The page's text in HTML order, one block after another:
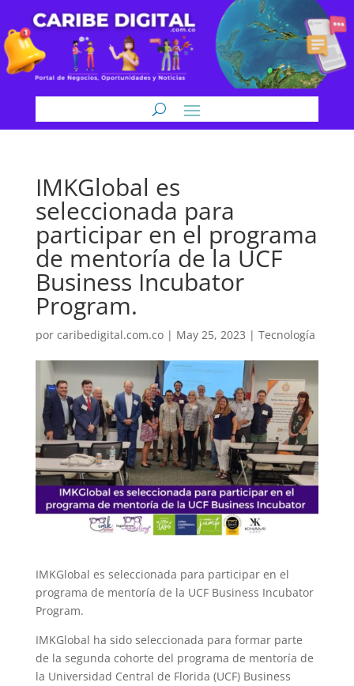
IMKGlobal es
seleccionada para
participar en el programa
de mentoría de la UCF
Business Incubator
Program.
por caribedigital.com.co| May 25, 2023 | Tecnología
IMKGlobal es seleccionada para participar en el
programa de mentoría de la UCF Business Incubator
Program.
IMKGlobal ha sido seleccionada para formar parte
de la segunda cohorte del programa de mentoría de
la Universidad Central de Florida (UCF) Business